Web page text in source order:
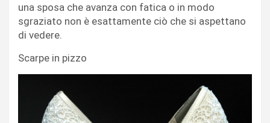
una sposa che avanza con fatica o in modo
sgraziato non è esattamente ciò che si aspettano
di vedere.
Scarpe in pizzo